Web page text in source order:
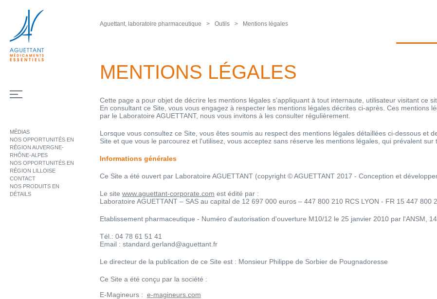
MÉDIAS
NOS OPPORTUNITÉS EN
RÉGION AUVERGNE-
RHÔNE-ALPES
NOS OPPORTUNITÉS EN
RÉGION LILLOISE
CONTACT
NOS PRODUITS EN
DÉTAILS
Aguettant, laboratoire pharmaceutique Outils Mentions légales
MENTIONS LÉGALES
Cette page a pour objet de décrire les mentions légales s’appliquant à tout internaute, utilisateur visitant ce
En consultant ce Site, vous vous engagez à respecter les mentions légales décrites ci-après. Ces mentions
par le Laboratoire AGUETTANT, nous vous invitons à les consulter régulièrement.
Lorsque vous consultez ce Site, vous êtes soumis au respect des mentions légales détaillées ci-dessous et
Site et que vous le parcourez et l'utilisez, vous acceptez sans réserve les mentions légales, qui prévalent sur
Informations générales
Ce Site a été ouvert par Laboratoire AGUETTANT (copyright © AGUETTANT 2017 - Conception et
Le site www.aguettant-corporate.com est édité par :
Laboratoire AGUETTANT – SAS au capital de 12 697 000 euros – 447 800 210 RCS LYON - FR 15 447
Etablissement pharmaceutique - Numéro d'autorisation d'ouverture M10/12 le 25 janvier 2010 par l'ANSM,
Tél.: 04 78 61 51 41
Email : standard.gerland@aguettant.fr
Le directeur de la publication de ce Site est : Monsieur Philippe de Sorbier de Pougnadoresse
Ce Site a été conçu par la société :
E-Magineurs : e-magineurs.com